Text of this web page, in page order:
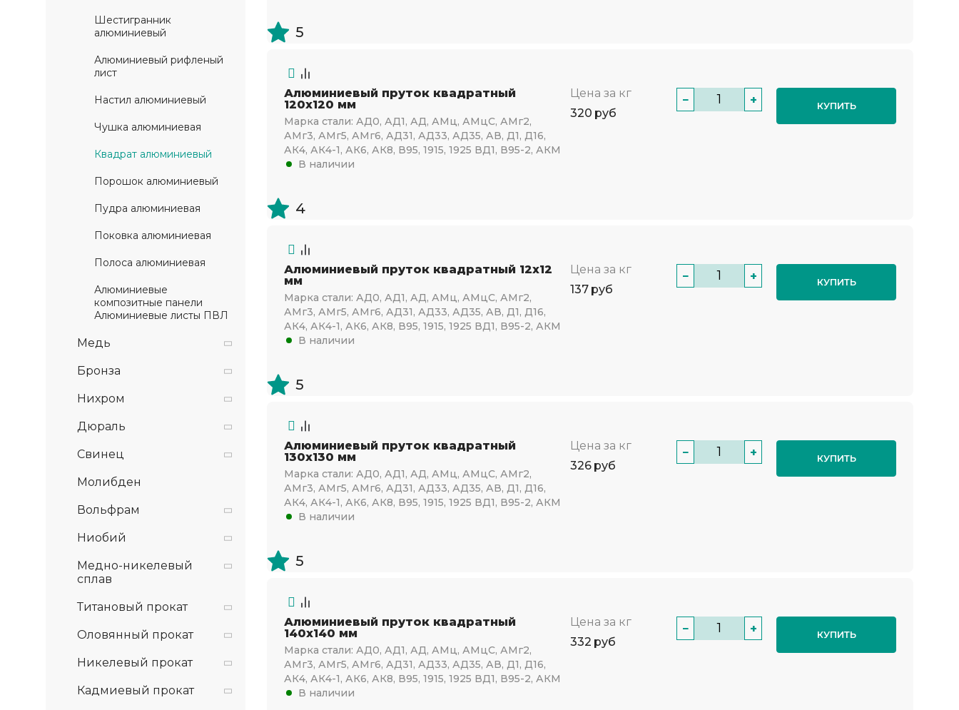
Шестигранник
алюминиевый
Алюминиевый рифленый
лист
Настил алюминиевый
Чушка алюминиевая
Квадрат алюминиевый
Порошок алюминиевый
Пудра алюминиевая
Поковка алюминиевая
Полоса алюминиевая
Алюминиевые
композитные панели
Алюминиевые листы ПВЛ
Медь
Бронза
Нихром
Дюраль
Свинец
Молибден
Вольфрам
Ниобий
Медно-никелевый
сплав
Титановый прокат
Оловянный прокат
Никелевый прокат
Кадмиевый прокат
5
Алюминиевый пруток квадратный
120х120 мм
Марка стали: АД0, АД1, АД, АМц, АМцС, АМг2,
АМг3, АМг5, АМг6, АД31, АД33, АД35, АВ, Д1, Д16,
АК4, АК4-1, АК6, АК8, В95, 1915, 1925 ВД1, В95-2, АКМ
В наличии
Цена за кг
320 руб
− + КУПИТЬ
4
Алюминиевый пруток квадратный 12х12
мм
Марка стали: АД0, АД1, АД, АМц, АМцС, АМг2,
АМг3, АМг5, АМг6, АД31, АД33, АД35, АВ, Д1, Д16,
АК4, АК4-1, АК6, АК8, В95, 1915, 1925 ВД1, В95-2, АКМ
В наличии
Цена за кг
137 руб
− + КУПИТЬ
5
Алюминиевый пруток квадратный
130х130 мм
Марка стали: АД0, АД1, АД, АМц, АМцС, АМг2,
АМг3, АМг5, АМг6, АД31, АД33, АД35, АВ, Д1, Д16,
АК4, АК4-1, АК6, АК8, В95, 1915, 1925 ВД1, В95-2, АКМ
В наличии
Цена за кг
326 руб
− + КУПИТЬ
5
Алюминиевый пруток квадратный
140х140 мм
Марка стали: АД0, АД1, АД, АМц, АМцС, АМг2,
АМг3, АМг5, АМг6, АД31, АД33, АД35, АВ, Д1, Д16,
АК4, АК4-1, АК6, АК8, В95, 1915, 1925 ВД1, В95-2, АКМ
В наличии
Цена за кг
332 руб
− + КУПИТЬ